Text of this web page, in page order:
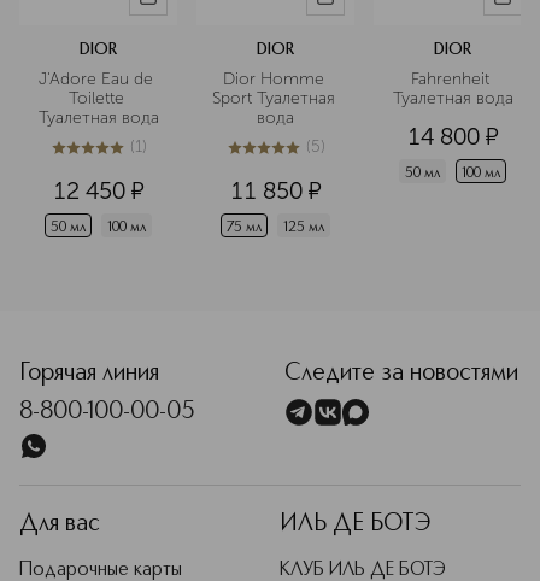
Coco Mademoiselle, Allure Homme
Подробнее
DIOR
J'Adore Eau de
Toilette
Туалетная вода
5из 51 (1)
12 450 ¤
50 мл 100 мл
DIOR
Dior Homme
Sport Туалетная
вода
5из 55 (5)
11 850 ¤
75 мл 125 мл
DIOR
Fahrenheit
Туалетная вода
14 800 ¤
50 мл 100 мл
Горячая линия
8-800-100-00-05
Следите за новостями
Для вас
Подарочные карты
ИЛЬ ДЕ БОТЭ
КЛУБ ИЛЬ ДЕ БОТЭ